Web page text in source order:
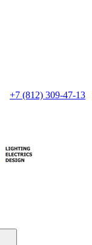
+7 (812) 309-47-13